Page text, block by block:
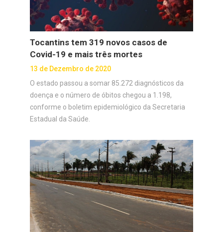
Tocantins tem 319 novos casos de
Covid-19 e mais três mortes
13 de Dezembro de 2020
O estado passou a somar 85.272 diagnósticos da
doença e o número de óbitos chegou a 1.198,
conforme o boletim epidemiológico da Secretaria
Estadual da Saúde.